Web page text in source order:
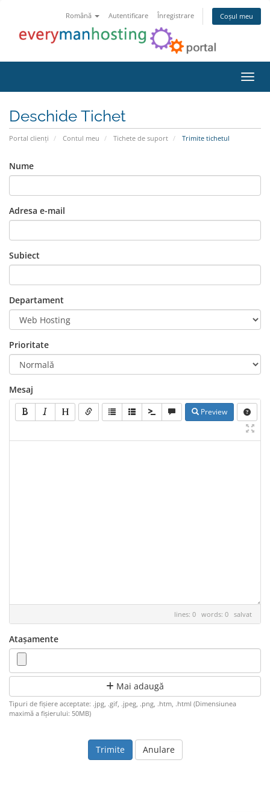
Română Autentificare Înregistrare Coșul meu
Deschide Tichet
Portal clienți Contul meu Tichete de suport Trimite tichetul
Nume
Adresa e-mail
Subiect
Departament
Prioritate
Mesaj
Preview
lines: 0 words: 0 salvat
Atașamente
Mai adaugă
Tipuri de fișiere acceptate: .jpg, .gif, .jpeg, .png, .htm, .html (Dimensiunea
maximă a fișierului: 50MB)
Anulare